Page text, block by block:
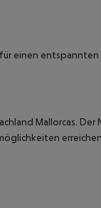
einen entspannten
Mallorcas. Der
erreichen